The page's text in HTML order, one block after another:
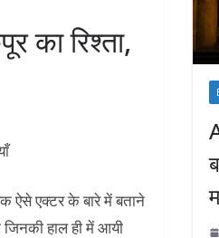
का रिश्ता,
एक्टर के बारे में बताने
हाल ही में आयी